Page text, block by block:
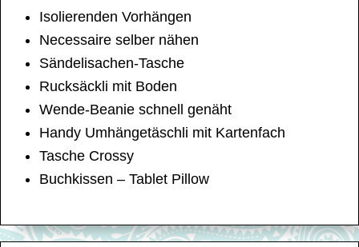
Isolierenden Vorhängen
Necessaire selber nähen
Sändelisachen-Tasche
Rucksäckli mit Boden
Wende-Beanie schnell genäht
Handy Umhängetäschli mit Kartenfach
Tasche Crossy
Buchkissen – Tablet Pillow